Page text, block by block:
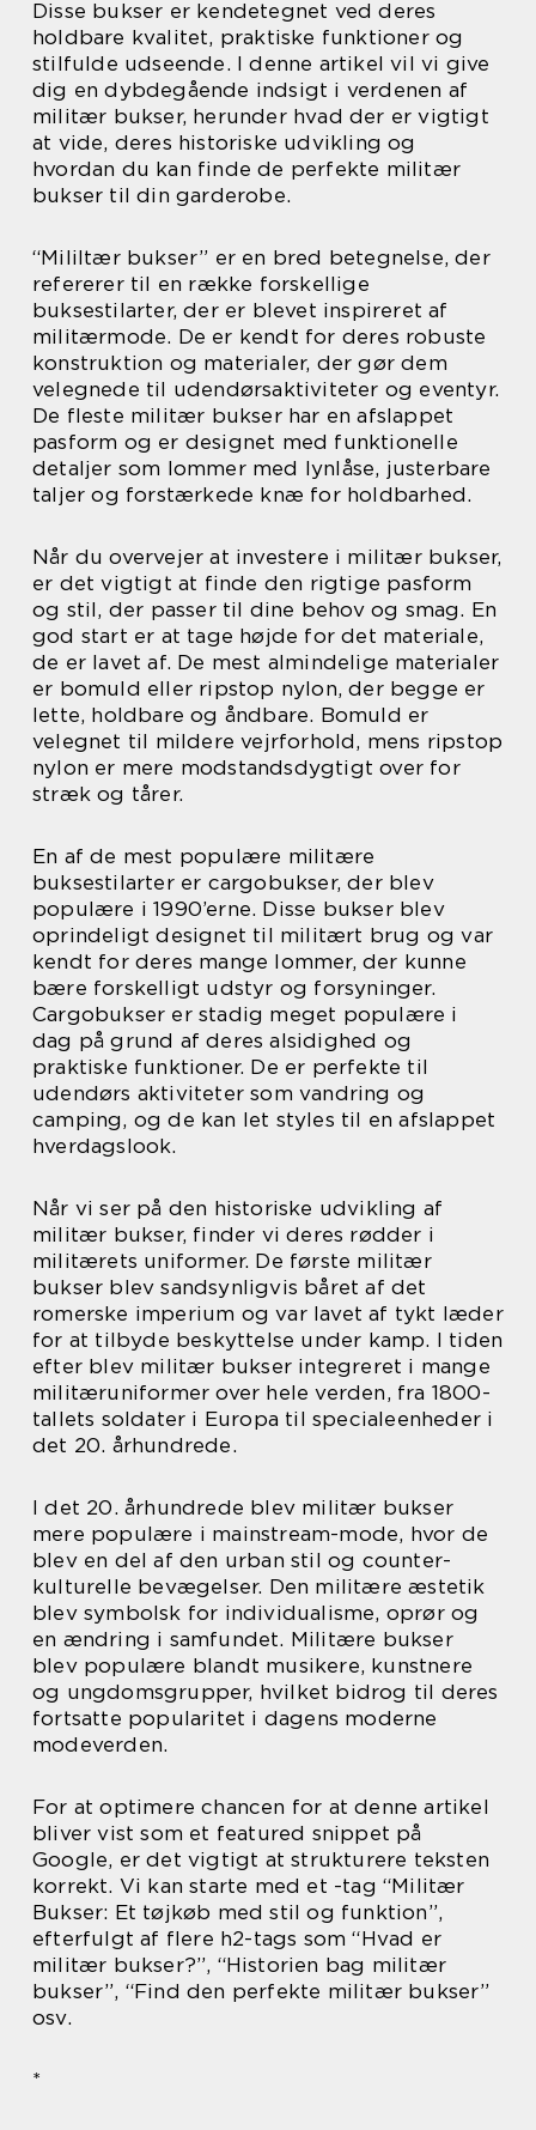
Disse bukser er kendetegnet ved deres
holdbare kvalitet, praktiske funktioner og
stilfulde udseende. I denne artikel vil vi give
dig en dybdegående indsigt i verdenen af
militær bukser, herunder hvad der er vigtigt
at vide, deres historiske udvikling og
hvordan du kan finde de perfekte militær
bukser til din garderobe.
“Mililtær bukser” er en bred betegnelse, der
refererer til en række forskellige
buksestilarter, der er blevet inspireret af
militærmode. De er kendt for deres robuste
konstruktion og materialer, der gør dem
velegnede til udendørsaktiviteter og eventyr.
De fleste militær bukser har en afslappet
pasform og er designet med funktionelle
detaljer som lommer med lynlåse, justerbare
taljer og forstærkede knæ for holdbarhed.
Når du overvejer at investere i militær bukser,
er det vigtigt at finde den rigtige pasform
og stil, der passer til dine behov og smag. En
god start er at tage højde for det materiale,
de er lavet af. De mest almindelige materialer
er bomuld eller ripstop nylon, der begge er
lette, holdbare og åndbare. Bomuld er
velegnet til mildere vejrforhold, mens ripstop
nylon er mere modstandsdygtigt over for
stræk og tårer.
En af de mest populære militære
buksestilarter er cargobukser, der blev
populære i 1990’erne. Disse bukser blev
oprindeligt designet til militært brug og var
kendt for deres mange lommer, der kunne
bære forskelligt udstyr og forsyninger.
Cargobukser er stadig meget populære i
dag på grund af deres alsidighed og
praktiske funktioner. De er perfekte til
udendørs aktiviteter som vandring og
camping, og de kan let styles til en afslappet
hverdagslook.
Når vi ser på den historiske udvikling af
militær bukser, finder vi deres rødder i
militærets uniformer. De første militær
bukser blev sandsynligvis båret af det
romerske imperium og var lavet af tykt læder
for at tilbyde beskyttelse under kamp. I tiden
efter blev militær bukser integreret i mange
militæruniformer over hele verden, fra 1800-
tallets soldater i Europa til specialeenheder i
det 20. århundrede.
I det 20. århundrede blev militær bukser
mere populære i mainstream-mode, hvor de
blev en del af den urban stil og counter-
kulturelle bevægelser. Den militære æstetik
blev symbolsk for individualisme, oprør og
en ændring i samfundet. Militære bukser
blev populære blandt musikere, kunstnere
og ungdomsgrupper, hvilket bidrog til deres
fortsatte popularitet i dagens moderne
modeverden.
For at optimere chancen for at denne artikel
bliver vist som et featured snippet på
Google, er det vigtigt at strukturere teksten
korrekt. Vi kan starte med et -tag “Militær
Bukser: Et tøjkøb med stil og funktion”,
efterfulgt af flere h2-tags som “Hvad er
militær bukser?”, “Historien bag militær
bukser”, “Find den perfekte militær bukser”
osv.
*